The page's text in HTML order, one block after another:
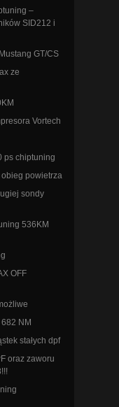
–
SID212 i
GT/CS
ze
Vortech
ps chiptuning
powietrza
sondy
536KM
OFF
NM
stałych dpf
oraz zaworu